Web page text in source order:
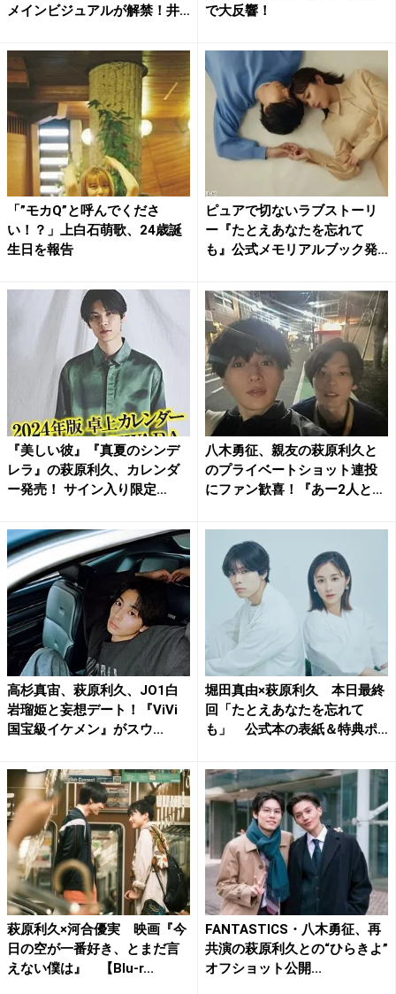
メインビジュアルが解禁！井
で大反響！
「”モカQ”と呼んでくださ
い！？」上白石萌歌、24歳誕
生日を報告
ピュアで切ないラブストーリ
ー『たとえあなたを忘れて
も』公式メモリアルブック発
『美しい彼』『真夏のシンデ
レラ』の萩原利久、カレンダ
ー発売！ サイン入り限定
八木勇征、親友の萩原利久と
のプライベートショット連投
にファン歓喜！『あー2人と
高杉真宙、萩原利久、JO1白
岩瑠姫と妄想デート！『ViVi
国宝級イケメン』がスウ...
堀田真由×萩原利久 本日最終
回「たとえあなたを忘れて
も」 公式本の表紙＆特典ポ
萩原利久×河合優実 映画『今
日の空が一番好き、とまだ言
えない僕は』 【Blu-r...
FANTASTICS・八木勇征、再
共演の萩原利久との“ひらきよ”
オフショット公開...